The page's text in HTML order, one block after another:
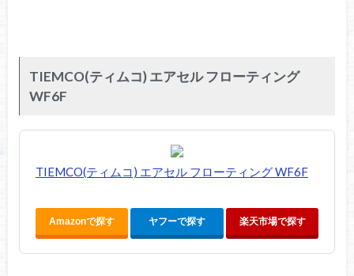
TIEMCO(ティムコ) エアセル フローティング
WF6F
TIEMCO(ティムコ) エアセル フローティング WF6F
Amazonで探す ヤフーで探す 楽天市場で探す